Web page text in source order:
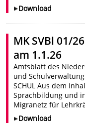
Download
MK SVBl 01/
am 1.1.26
Amtsblatt des
und Schulverwaltung
SCHUL Aus dem
Sprachbildung und
Migranetz für
Download